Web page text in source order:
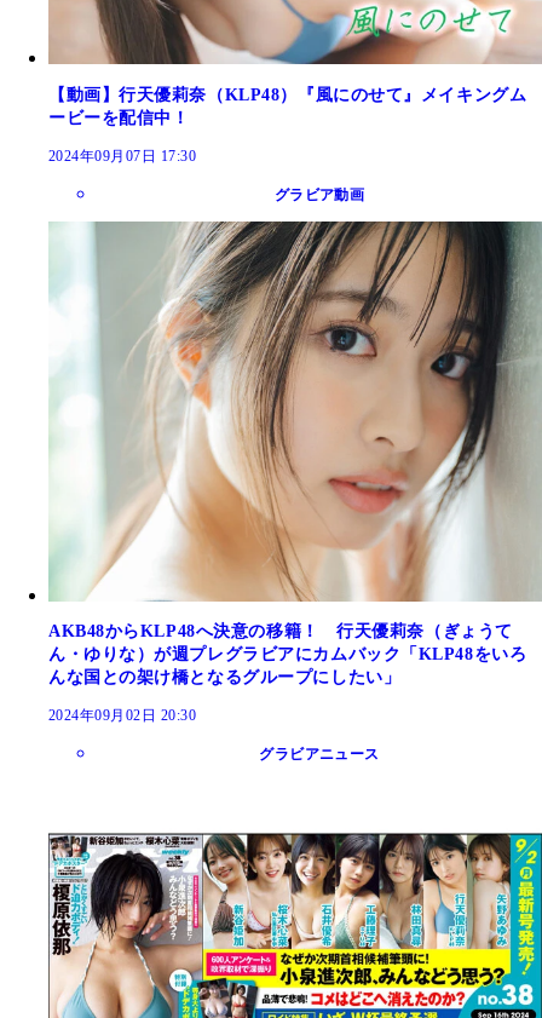
【動画】行天優莉奈（KLP48）『風にのせて』メイキングム
ービーを配信中！
2024年09月07日 17:30
グラビア動画
AKB48からKLP48へ決意の移籍！ 行天優莉奈（ぎょうて
ん・ゆりな）が週プレグラビアにカムバック「KLP48をいろ
んな国との架け橋となるグループにしたい」
2024年09月02日 20:30
グラビアニュース